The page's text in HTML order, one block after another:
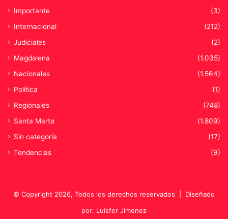
Importante
(3)
Internacional
(212)
Judiciales
(2)
Magdalena
(1.035)
Nacionales
(1.564)
Política
(1)
Regionales
(748)
Santa Marta
(1.809)
Sin categoría
(17)
Tendencias
(9)
© Copyright 2026, Todos los derechos reservados | Diseñado
por: Luisfer Jimenez